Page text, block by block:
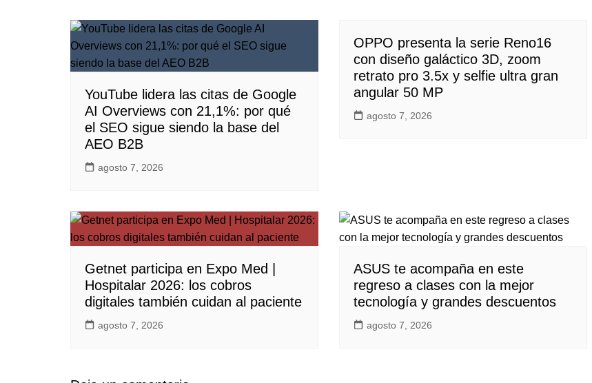
YouTube lidera las citas de Google
AI Overviews con 21,1%: por qué
el SEO sigue siendo la base del
AEO B2B
agosto 7, 2026
OPPO presenta la serie Reno16
con diseño galáctico 3D, zoom
retrato pro 3.5x y selfie ultra gran
angular 50 MP
agosto 7, 2026
Getnet participa en Expo Med |
Hospitalar 2026: los cobros
digitales también cuidan al paciente
agosto 7, 2026
ASUS te acompaña en este
regreso a clases con la mejor
tecnología y grandes descuentos
agosto 7, 2026